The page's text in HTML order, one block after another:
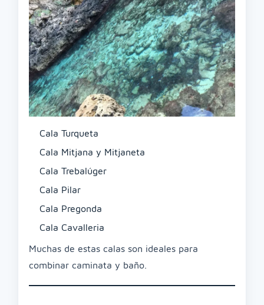
Cala Turqueta
Cala Mitjana y Mitjaneta
Cala Trebalúger
Cala Pilar
Cala Pregonda
Cala Cavalleria
Muchas de estas calas son ideales para
combinar caminata y baño.